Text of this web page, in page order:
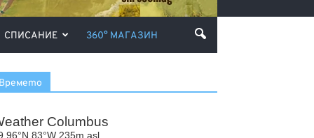
СПИСАНИЕ 360° МАГАЗИН